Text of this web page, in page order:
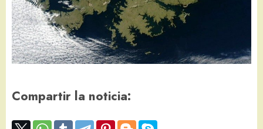
Compartir la noticia: